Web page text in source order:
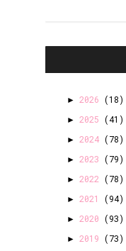
► 2026 (18)
► 2025 (41)
► 2024 (78)
► 2023 (79)
► 2022 (78)
► 2021 (94)
► 2020 (93)
► 2019 (73)